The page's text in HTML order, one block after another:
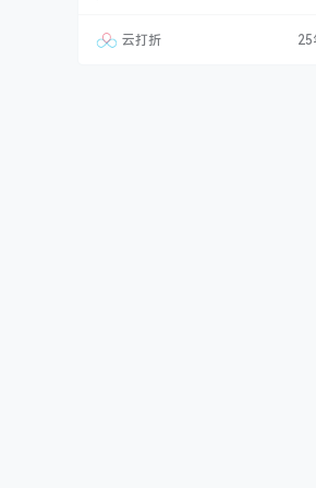
即可； 自适应手机端，同一个后台，
步，简单适用！附带测试数据！ 友
云打折 25